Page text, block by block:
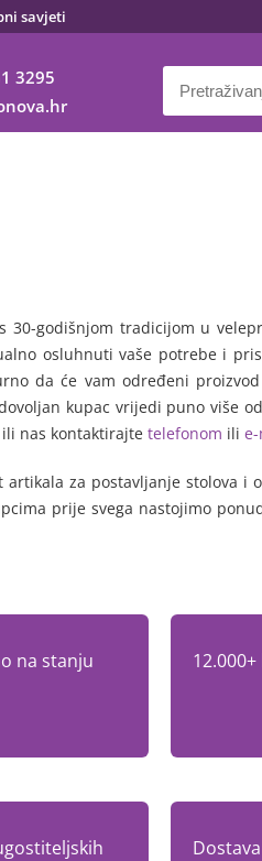
savjeti
3295
30-godišnjom tradicijom u
osluhnuti vaše potrebe i
da će vam određeni
kupac vrijedi puno više
ili nas kontaktirajte telefonom ili
za postavljanje stolova i
prije svega nastojimo
na stanju